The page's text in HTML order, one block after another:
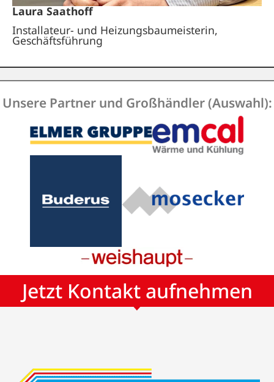
Laura Saathoff
Installateur- und Heizungsbaumeisterin,
Geschäftsführung
Unsere Partner und Großhändler (Auswahl):
Jetzt Kontakt aufnehmen